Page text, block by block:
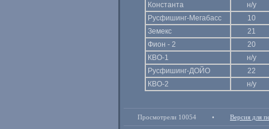
Константа
н/у
Русфишинг-Мегабасс
10
Земекс
21
Фион - 2
20
КВО-1
н/у
Русфишинг-ДОЙО
22
КВО-2
н/у
Просмотрели 10054 • Версия для